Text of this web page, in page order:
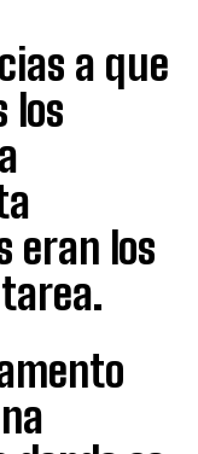
a que
los
eran los